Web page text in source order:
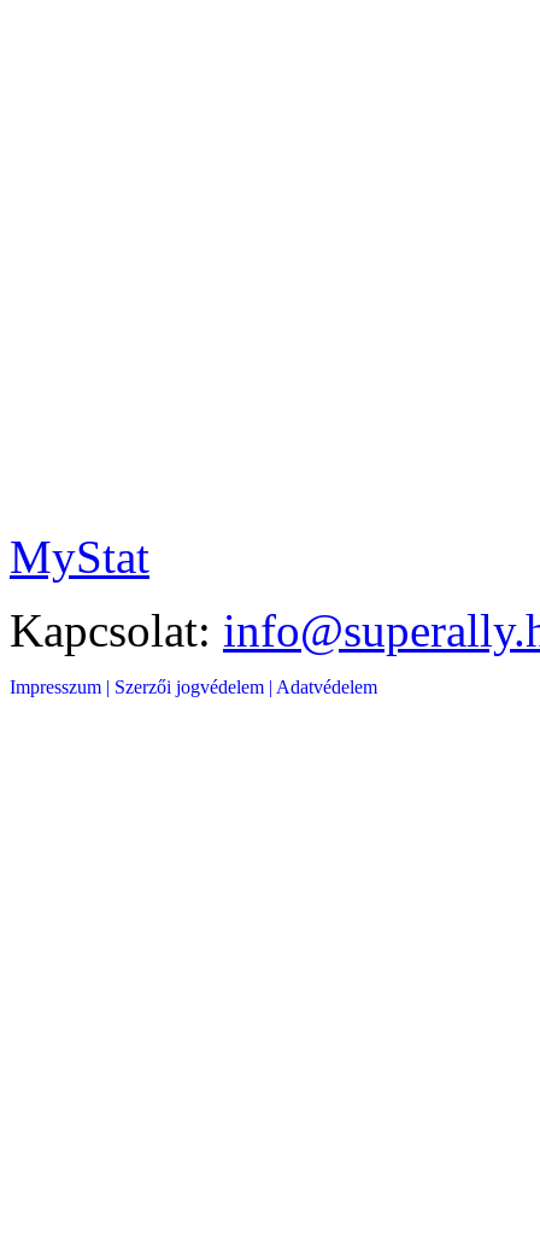
MyStat
Kapcsolat:
Impresszum | Szerzői jogvédelem | Adatvédelem